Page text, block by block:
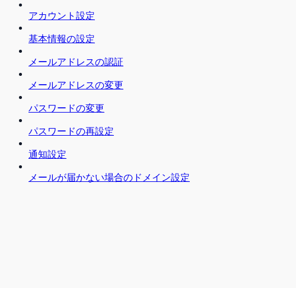
アカウント設定
基本情報の設定
メールアドレスの認証
メールアドレスの変更
パスワードの変更
パスワードの再設定
通知設定
メールが届かない場合のドメイン設定